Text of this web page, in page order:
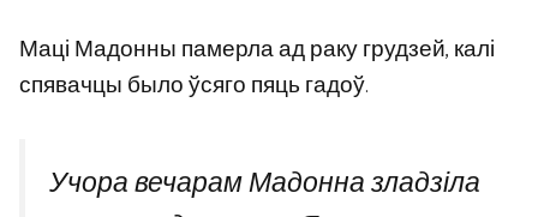
Маці Мадонны памерла ад раку грудзей, калі
спявачцы было ўсяго пяць гадоў.
Учора вечарам Мадонна зладзіла